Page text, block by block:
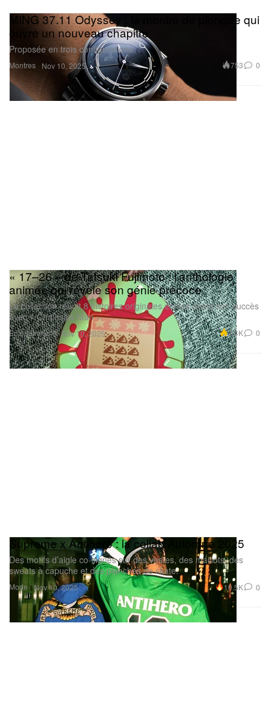
Montres
MING 37.11 Odyssey : la montre de plongée qui
ouvre un nouveau chapitre
Proposée en trois configurations.
Nov 10, 2025 753 0
Entertainment
« 17–26 » de Tatsuki Fujimoto : l’anthologie
animée qui révèle son génie précoce
La collection réunit 8 histoires originales écrites avant son succès
avec « Chainsaw Man ».
Nov 10, 2025 3.4K 0
Mode
Supreme x Antihero : la collab Automne 2025
Des motifs d’aigle co‑signés sur des vestes, des maillots, des
sweats à capuche et des planches de skate.
Nov 10, 2025 10.5K 0